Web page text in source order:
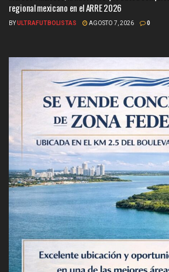
regional mexicano en el ARRE 2026
BYULTRAFUTBOLISTAS AGOSTO 7, 2026 0